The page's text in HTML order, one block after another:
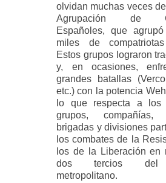
olvidan muchas veces
Agrupación de
Españoles, que
miles de
Estos grupos lograron
y, en ocasiones,
grandes batallas
etc.) con la potencia
lo que respecta a los
grupos, compañías,
brigadas y divisiones
los combates de la
los de la Liberación en
dos tercios del
metropolitano.